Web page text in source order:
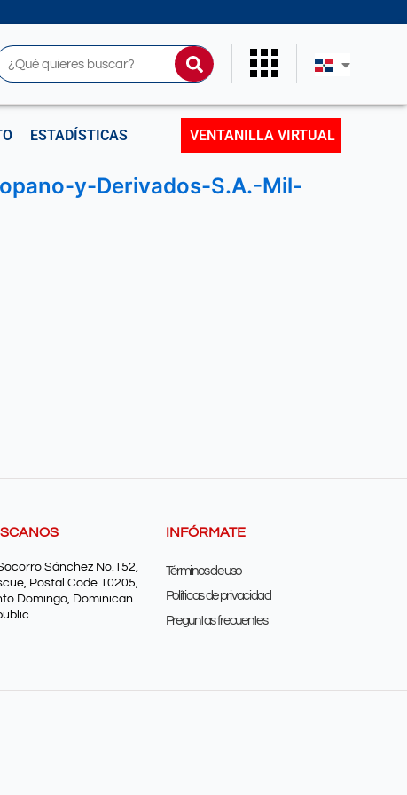
ESTADÍSTICAS VENTANILLA VIRTUAL
y-Derivados-S.A.-Mil-
Sánchez No.152,
Postal Code 10205,
Domingo, Dominican
INFÓRMATE
Términos de uso
Políticas de privacidad
Preguntas frecuentes